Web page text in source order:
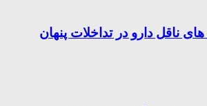
ناقل دارو در تداخلات پنهان